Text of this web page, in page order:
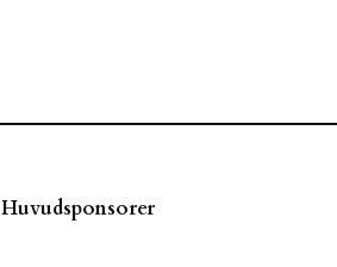
Huvudsponsorer